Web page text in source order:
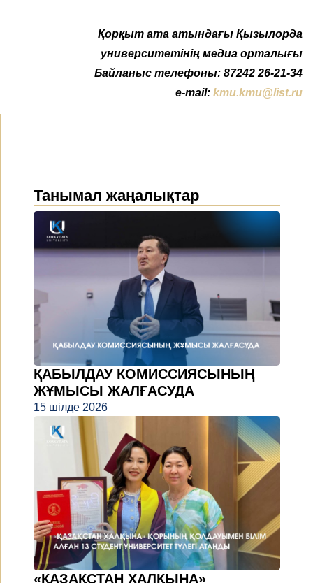
Қорқыт ата атындағы Қызылорда
университетінің медиа орталығы
Байланыс телефоны: 87242 26-21-34
e-mail: kmu.kmu@list.ru
Танымал жаңалықтар
ҚАБЫЛДАУ КОМИССИЯСЫНЫҢ
ЖҰМЫСЫ ЖАЛҒАСУДА
15 шілде 2026
«ҚАЗАҚСТАН ХАЛҚЫНА»